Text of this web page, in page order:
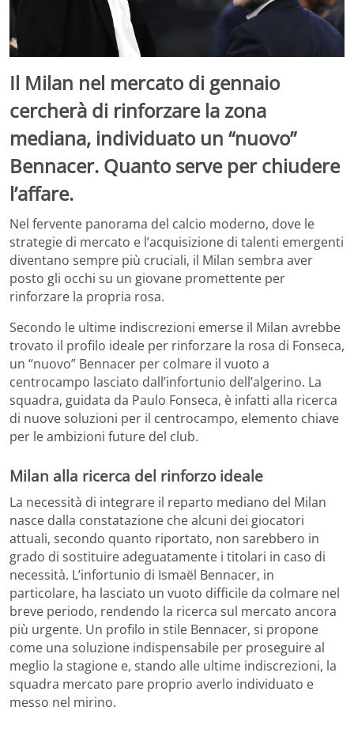
Il Milan nel mercato di gennaio
cercherà di rinforzare la zona
mediana, individuato un “nuovo”
Bennacer. Quanto serve per chiudere
l’affare.
Nel fervente panorama del calcio moderno, dove le
strategie di mercato e l’acquisizione di talenti emergenti
diventano sempre più cruciali, il Milan sembra aver
posto gli occhi su un giovane promettente per
rinforzare la propria rosa.
Secondo le ultime indiscrezioni emerse il Milan avrebbe
trovato il profilo ideale per rinforzare la rosa di Fonseca,
un “nuovo” Bennacer per colmare il vuoto a
centrocampo lasciato dall’infortunio dell’algerino. La
squadra, guidata da Paulo Fonseca, è infatti alla ricerca
di nuove soluzioni per il centrocampo, elemento chiave
per le ambizioni future del club.
Milan alla ricerca del rinforzo ideale
La necessità di integrare il reparto mediano del Milan
nasce dalla constatazione che alcuni dei giocatori
attuali, secondo quanto riportato, non sarebbero in
grado di sostituire adeguatamente i titolari in caso di
necessità. L’infortunio di Ismaël Bennacer, in
particolare, ha lasciato un vuoto difficile da colmare nel
breve periodo, rendendo la ricerca sul mercato ancora
più urgente. Un profilo in stile Bennacer, si propone
come una soluzione indispensabile per proseguire al
meglio la stagione e, stando alle ultime indiscrezioni, la
squadra mercato pare proprio averlo individuato e
messo nel mirino.